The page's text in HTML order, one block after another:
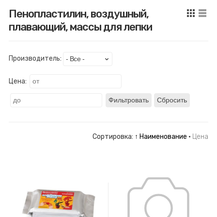
Пенопластилин, воздушный,
плавающий, массы для лепки
Производитель:
Цена:
Фильтровать Сбросить
Сортировка: ↑ Наименование · Цена